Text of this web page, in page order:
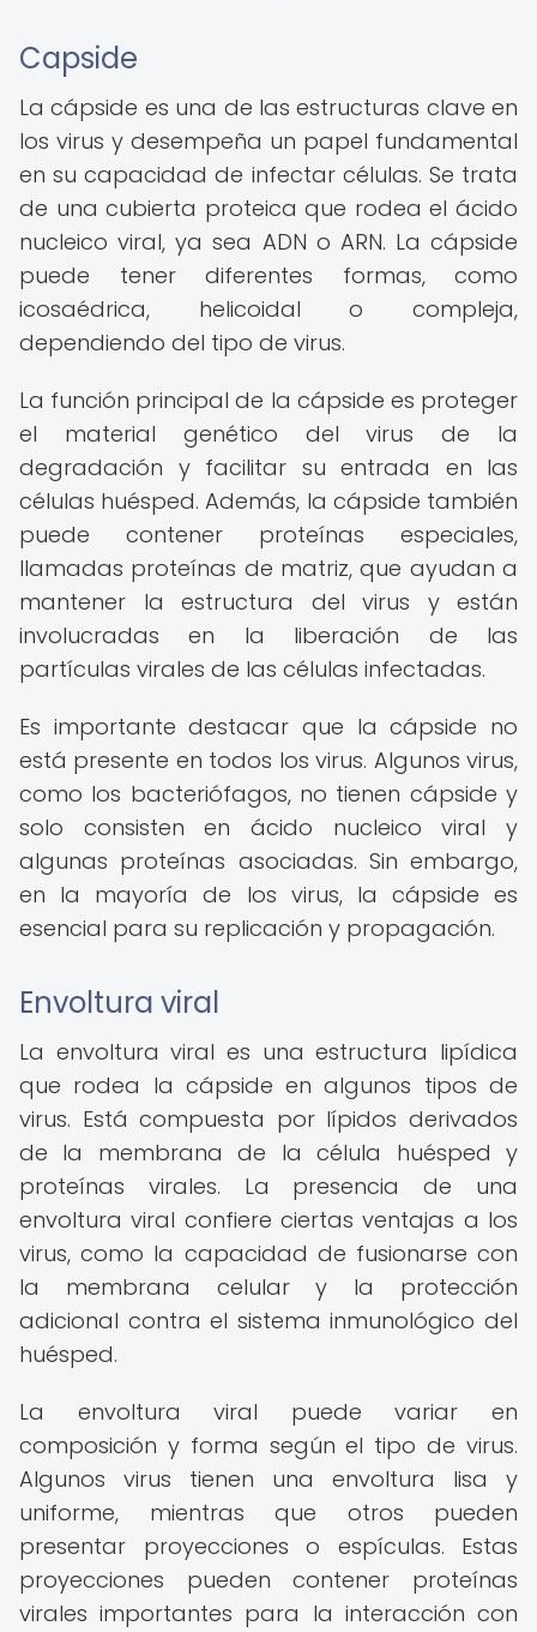
Capside
La cápside es una de las estructuras clave en
los virus y desempeña un papel fundamental
en su capacidad de infectar células. Se trata
de una cubierta proteica que rodea el ácido
nucleico viral, ya sea ADN o ARN. La cápside
puede tener diferentes formas, como
icosaédrica, helicoidal o compleja,
dependiendo del tipo de virus.
La función principal de la cápside es proteger
el material genético del virus de la
degradación y facilitar su entrada en las
células huésped. Además, la cápside también
puede contener proteínas especiales,
llamadas proteínas de matriz, que ayudan a
mantener la estructura del virus y están
involucradas en la liberación de las
partículas virales de las células infectadas.
Es importante destacar que la cápside no
está presente en todos los virus. Algunos virus,
como los bacteriófagos, no tienen cápside y
solo consisten en ácido nucleico viral y
algunas proteínas asociadas. Sin embargo,
en la mayoría de los virus, la cápside es
esencial para su replicación y propagación.
Envoltura viral
La envoltura viral es una estructura lipídica
que rodea la cápside en algunos tipos de
virus. Está compuesta por lípidos derivados
de la membrana de la célula huésped y
proteínas virales. La presencia de una
envoltura viral confiere ciertas ventajas a los
virus, como la capacidad de fusionarse con
la membrana celular y la protección
adicional contra el sistema inmunológico del
huésped.
La envoltura viral puede variar en
composición y forma según el tipo de virus.
Algunos virus tienen una envoltura lisa y
uniforme, mientras que otros pueden
presentar proyecciones o espículas. Estas
proyecciones pueden contener proteínas
virales importantes para la interacción con